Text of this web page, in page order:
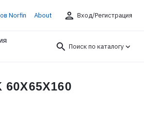
Norfin About person Вход/Регистрация
search Поиск по каталогу